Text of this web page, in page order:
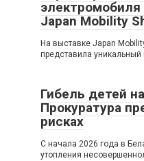
Japan Mobility
На выставке Japan
представила
Гибель детей
Прокуратура
рисках
С начала 2026 года в
утопления